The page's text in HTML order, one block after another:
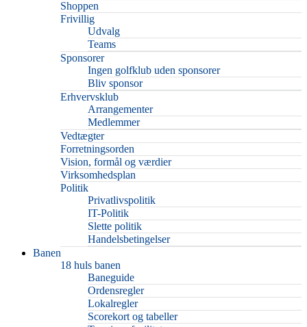
Shoppen
Frivillig
Udvalg
Teams
Sponsorer
Ingen golfklub uden sponsorer
Bliv sponsor
Erhvervsklub
Arrangementer
Medlemmer
Vedtægter
Forretningsorden
Vision, formål og værdier
Virksomhedsplan
Politik
Privatlivspolitik
IT-Politik
Slette politik
Handelsbetingelser
Banen
18 huls banen
Baneguide
Ordensregler
Lokalregler
Scorekort og tabeller